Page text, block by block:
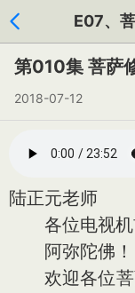
E07、
第010集 菩萨
2018-07-12
陆正元老师
各位电视机
阿弥陀佛！
欢迎各位菩